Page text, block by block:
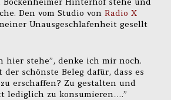
Den vom Studio von Radio X
Unausgeschlafenheit gesellt
hier stehe”, denke ich mir noch.
schönste Beleg dafür, dass es
erschaffen? Zu gestalten und
lediglich zu konsumieren….”